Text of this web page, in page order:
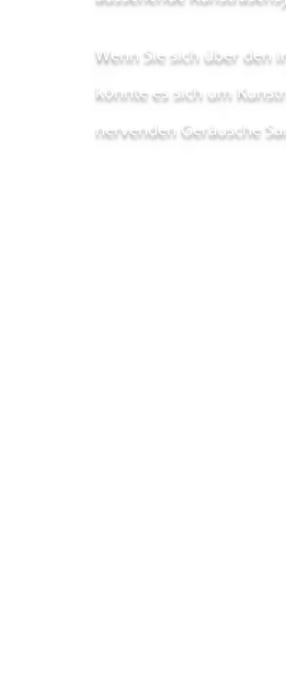
Wenn Sie sich über den
könnte es sich um
nervenden Geräusche